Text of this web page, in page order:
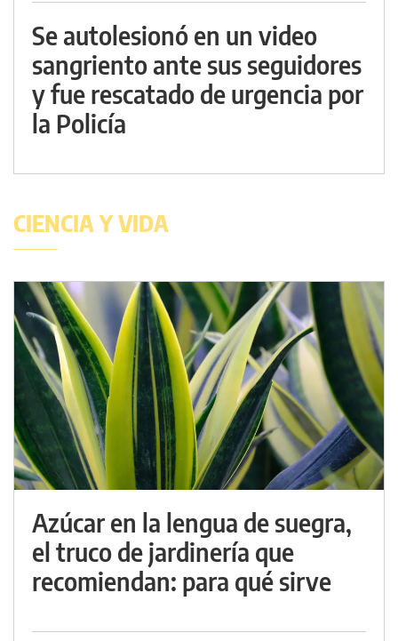
Se autolesionó en un video
sangriento ante sus seguidores
y fue rescatado de urgencia por
la Policía
CIENCIA Y VIDA
Azúcar en la lengua de suegra,
el truco de jardinería que
recomiendan: para qué sirve